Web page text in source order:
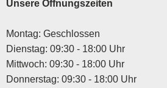
Unsere Öffnungszeiten
Montag: Geschlossen
Dienstag: 09:30 - 18:00 Uhr
Mittwoch: 09:30 - 18:00 Uhr
Donnerstag: 09:30 - 18:00 Uhr